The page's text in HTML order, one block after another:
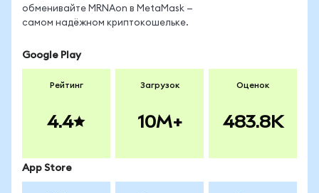
обменивайте MRNAon в MetaMask —
самом надёжном криптокошельке.
Google Play
Рейтинг
4.4
Загрузок
10M+
Оценок
483.8K
App Store